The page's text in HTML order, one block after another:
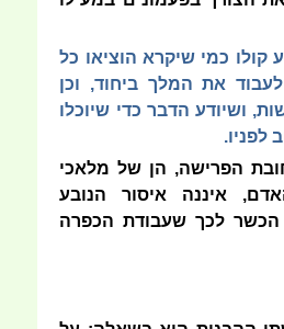
קולו כמי שיקרא הוציאו כל
את המלך ביחוד, וכן
ושיודע הדבר כדי שיוכלו
לפניו.
הפרישה, הן של מלאכי
איננה איסור הנובע
לכך שעבודת הכפרה